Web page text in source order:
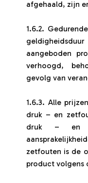
afgehaald, zijn
1.6.2.
aangeboden
verhoogd,
gevolg van
1.6.3. Alle
druk – en
druk – en
zetfouten is de
product volgens